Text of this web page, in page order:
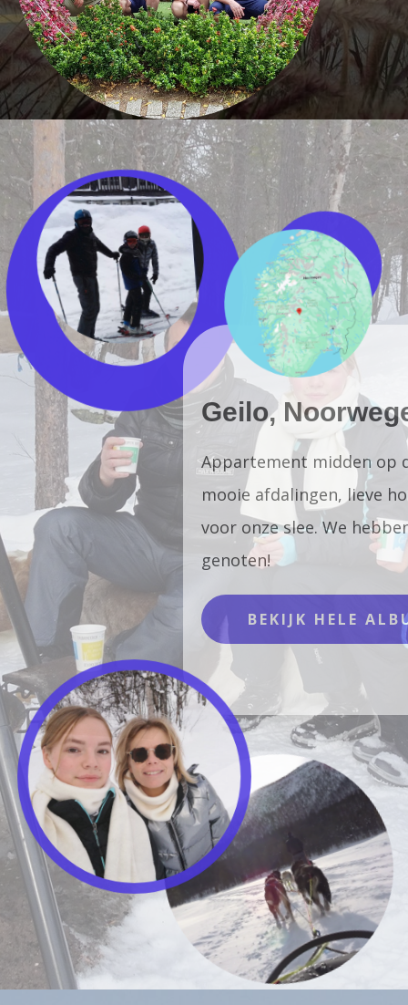
Geilo, Noorwegen
Appartement midden op de piste,
mooie afdalingen, lieve honden
voor onze slee. We hebben
BEKIJK HELE ALBUM